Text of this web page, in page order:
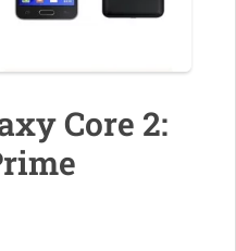
Core 2: